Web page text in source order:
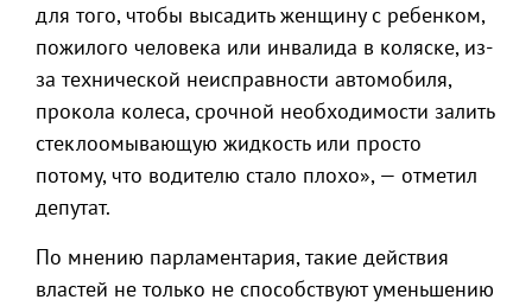
для того, чтобы высадить женщину с ребенком,
пожилого человека или инвалида в коляске, из-
за технической неисправности автомобиля,
прокола колеса, срочной необходимости залить
стеклоомывающую жидкость или просто
потому, что водителю стало плохо», — отметил
депутат.
По мнению парламентария, такие действия
властей не только не способствуют уменьшению